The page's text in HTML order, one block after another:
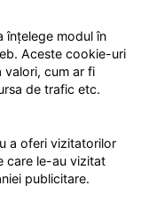
înțelege modul în
Aceste cookie-uri
valori, cum ar fi
de trafic etc.
a oferi vizitatorilor
care le-au vizitat
publicitare.